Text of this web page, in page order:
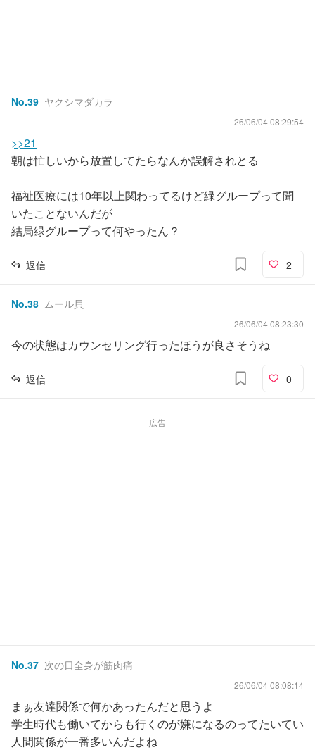
No.39 ヤクシマダカラ
26/06/04 08:29:54
>>21
朝は忙しいから放置してたらなんか誤解されとる
福祉医療には10年以上関わってるけど緑グループって聞
いたことないんだが
結局緑グループって何やったん？
返信 2
No.38 ムール貝
26/06/04 08:23:30
今の状態はカウンセリング行ったほうが良さそうね
返信 0
広告
No.37 次の日全身が筋肉痛
26/06/04 08:08:14
まぁ友達関係で何かあったんだと思うよ
学生時代も働いてからも行くのが嫌になるのってたいてい
人間関係が一番多いんだよね